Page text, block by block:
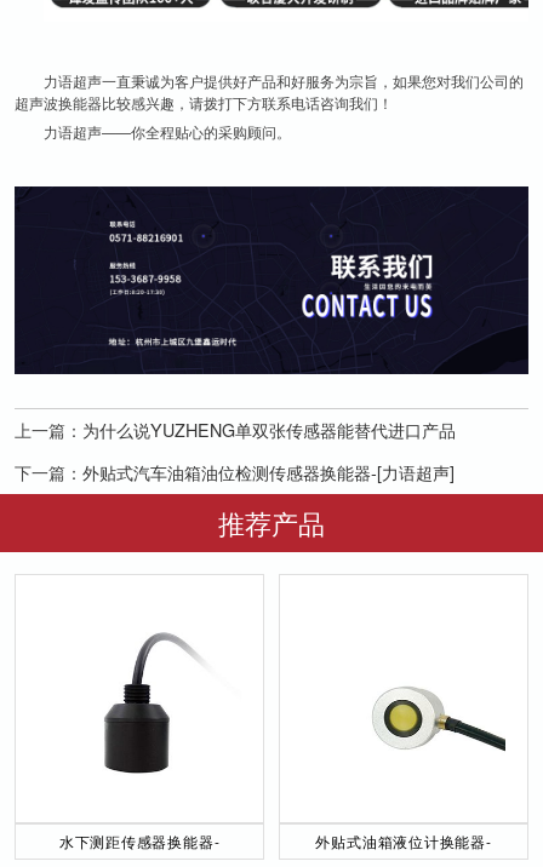
力语超声一直秉诚为客户提供好产品和好服务为宗旨，如果您对我们公司的
超声波换能器比较感兴趣，请拨打下方联系电话咨询我们！
力语超声——你全程贴心的采购顾问。
上一篇： 为什么说YUZHENG单双张传感器能替代进口产品
下一篇： 外贴式汽车油箱油位检测传感器换能器-[力语超声]
推荐产品
水下测距传感器换能器-
外贴式油箱液位计换能器-